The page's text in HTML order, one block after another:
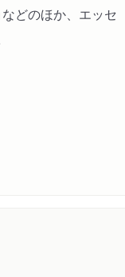
などのほか、エッセ